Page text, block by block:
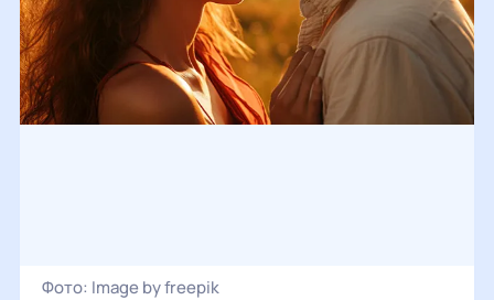
Фото: Image by freepik